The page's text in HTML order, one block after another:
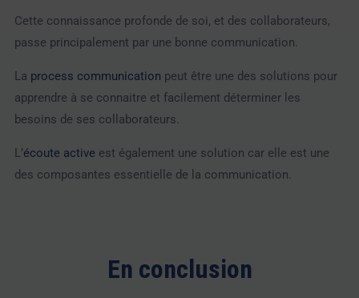
Cette connaissance profonde de soi, et des collaborateurs,
passe principalement par une bonne communication.
La process communication peut être une des solutions pour
apprendre à se connaitre et facilement déterminer les
besoins de ses collaborateurs.
L’écoute activeest également une solution car elle est une
des composantes essentielle de la communication.
En conclusion